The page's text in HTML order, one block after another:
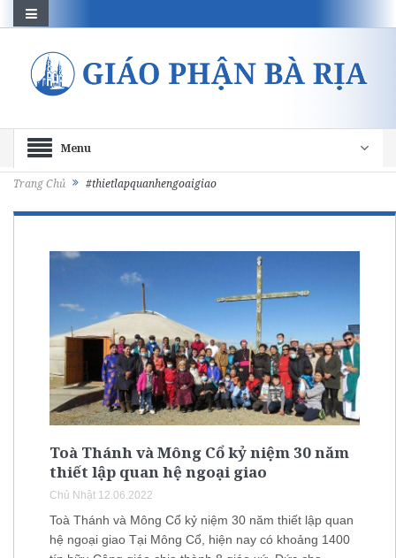
Menu
Trang Chủ #thietlapquanhengoaigiao
Toà Thánh và Mông Cổ kỷ niệm 30 năm
thiết lập quan hệ ngoại giao
Chủ Nhật 12.06.2022
Toà Thánh và Mông Cổ kỷ niệm 30 năm thiết lập quan
hệ ngoại giao Tại Mông Cổ, hiện nay có khoảng 1400